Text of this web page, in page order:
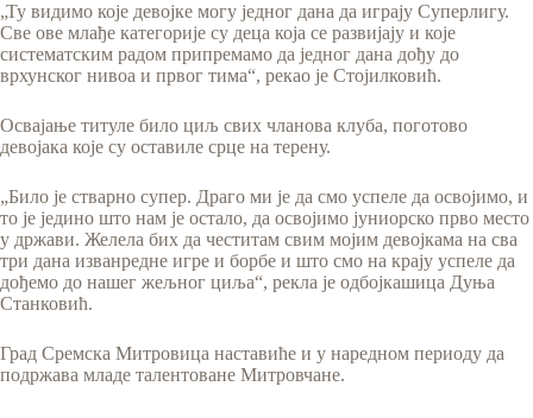
„Ту видимо које девојке могу једног дана да играју Суперлигу.
Све ове млађе категорије су деца која се развијају и које
систематским радом припремамо да једног дана дођу до
врхунског нивоа и првог тима“, рекао је Стојилковић.
Освајање титуле било циљ свих чланова клуба, поготово
девојака које су оставиле срце на терену.
„Било је стварно супер. Драго ми је да смо успеле да освојимо, и
то је једино што нам је остало, да освојимо јуниорско прво место
у држави. Желела бих да честитам свим мојим девојкама на сва
три дана изванредне игре и борбе и што смо на крају успеле да
дођемо до нашег жељног циља“, рекла је одбојкашица Дуња
Станковић.
Град Сремска Митровица наставиће и у наредном периоду да
подржава младе талентоване Митровчане.